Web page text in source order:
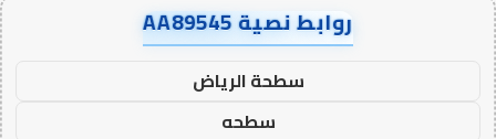
روابط نصية AA89545
سطحة الرياض
سطحه